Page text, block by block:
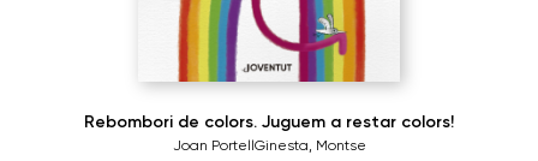
Rebombori de colors. Juguem a restar colors!
Joan PortellGinesta, Montse